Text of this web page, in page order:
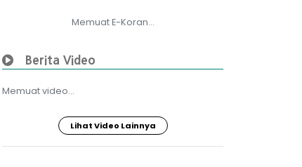
Memuat E-Koran...
Berita Video
Memuat video...
Lihat Video Lainnya